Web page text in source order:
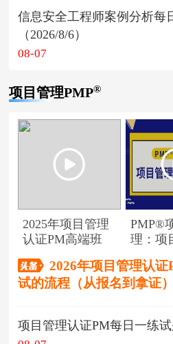
信息安全工程师案例分析每
（2026/8/6）
08-07
项目管理PMP®
2025年项目管理
认证PM高端班
PMP®
理：项
2026年项目管理认
试的流程（从报名到拿证）
项目管理认证PM每日一练试